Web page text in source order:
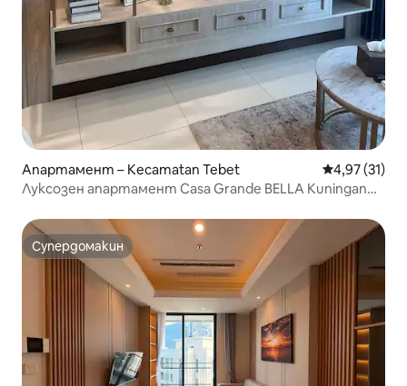
Апартамент – Kecamatan Tebet Средна
4,97 (31)
Луксозен апартамент Casa Grande BELLA Kuningan
Супердомакин
Супердомакин